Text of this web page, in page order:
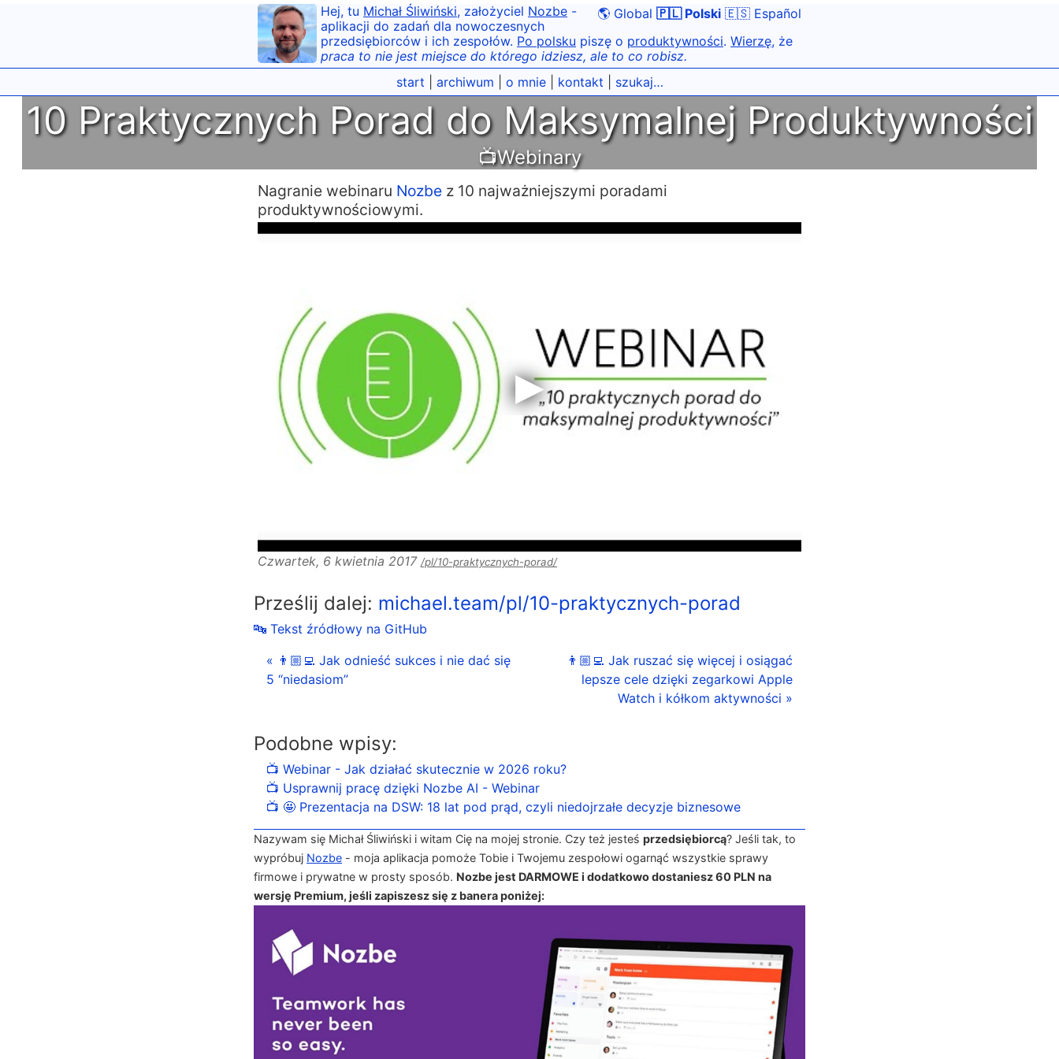
🌎 Global 🇵🇱 Polski 🇪🇸 Español
Hej, tu Michał Śliwiński, założyciel Nozbe -
aplikacji do zadań dla nowoczesnych
przedsiębiorców i ich zespołów. Po polsku piszę o produktywności. Wierzę, że
praca to nie jest miejsce do którego idziesz, ale to co robisz.
start
archiwum o mnie| kontakt szukaj…
10 Praktycznych Porad do Maksymalnej Produktywności
📺Webinary
Nagranie webinaru Nozbe z 10 najważniejszymi poradami
produktywnościowymi.
Czwartek, 6 kwietnia 2017 /pl/10-praktycznych-porad/
Prześlij dalej: michael.team/pl/10-praktycznych-porad
🔤 Tekst źródłowy na GitHub
« 👨🏼‍💻 Jak odnieść sukces i nie dać się
5 “niedasiom”
👨🏼‍💻 Jak ruszać się więcej i osiągać
lepsze cele dzięki zegarkowi Apple
Watch i kółkom aktywności »
Podobne wpisy:
📺 Webinar - Jak działać skutecznie w 2026 roku?
📺 Usprawnij pracę dzięki Nozbe AI - Webinar
📺 🤩 Prezentacja na DSW: 18 lat pod prąd, czyli niedojrzałe decyzje biznesowe
Nazywam się Michał Śliwiński i witam Cię na mojej stronie. Czy też jesteś przedsiębiorcą? Jeśli tak, to
wypróbuj Nozbe - moja aplikacja pomoże Tobie i Twojemu zespołowi ogarnąć wszystkie sprawy
firmowe i prywatne w prosty sposób. Nozbe jest DARMOWE i dodatkowo dostaniesz 60 PLN na
wersję Premium, jeśli zapiszesz się z banera poniżej: